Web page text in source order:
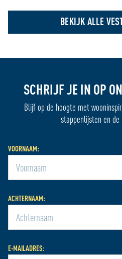
BEKIJK ALLE
SCHRIJF JE IN OP
Blijf op de hoogte met
stappenlijsten en
VOORNAAM:
ACHTERNAAM:
E-MAILADRES: